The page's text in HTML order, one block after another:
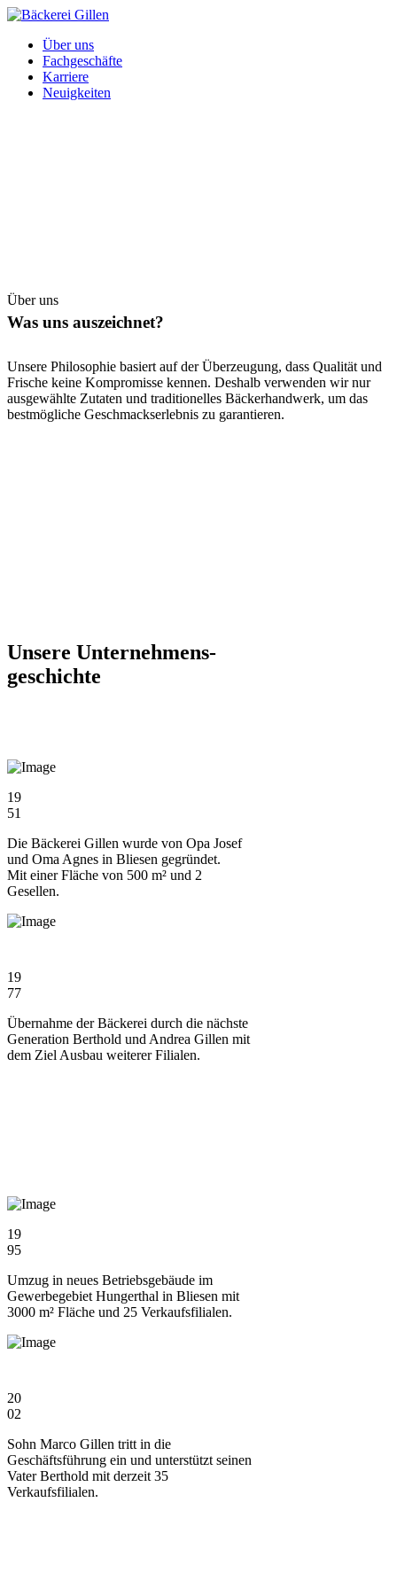
Über uns
Fachgeschäfte
Karriere
Neuigkeiten
Über uns
Was uns auszeichnet?
Unsere Philosophie basiert auf der Überzeugung, dass Qualität und
Frische keine Kompromisse kennen. Deshalb verwenden wir nur
ausgewählte Zutaten und traditionelles Bäckerhandwerk, um das
bestmögliche Geschmackserlebnis zu garantieren.
Unsere Unternehmens­
geschichte
19
51
Die Bäckerei Gillen wurde von Opa Josef
und Oma Agnes in Bliesen gegründet.
Mit einer Fläche von 500 m² und 2
Gesellen.
19
77
Übernahme der Bäckerei durch die nächste
Generation Berthold und Andrea Gillen mit
dem Ziel Ausbau weiterer Filialen.
19
95
Umzug in neues Betriebsgebäude im
Gewerbegebiet Hungerthal in Bliesen mit
3000 m² Fläche und 25 Verkaufsfilialen.
20
02
Sohn Marco Gillen tritt in die
Geschäftsführung ein und unterstützt seinen
Vater Berthold mit derzeit 35
Verkaufsfilialen.